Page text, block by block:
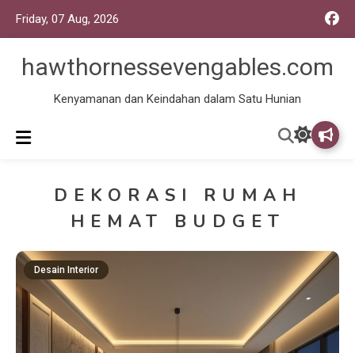
Friday, 07 Aug, 2026
hawthornessevengables.com
Kenyamanan dan Keindahan dalam Satu Hunian
DEKORASI RUMAH
HEMAT BUDGET
Desain Interior